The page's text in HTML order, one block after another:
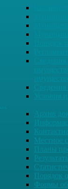
Архив
Местное
Планы
Порядок
Формы